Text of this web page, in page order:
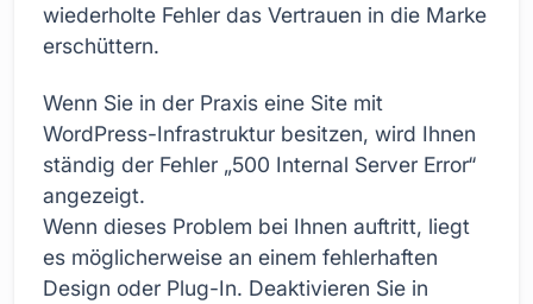
wiederholte Fehler das Vertrauen in die Marke
erschüttern.
Wenn Sie in der Praxis eine Site mit
WordPress-Infrastruktur besitzen, wird Ihnen
ständig der Fehler „500 Internal Server Error“
angezeigt.
Wenn dieses Problem bei Ihnen auftritt, liegt
es möglicherweise an einem fehlerhaften
Design oder Plug-In. Deaktivieren Sie in